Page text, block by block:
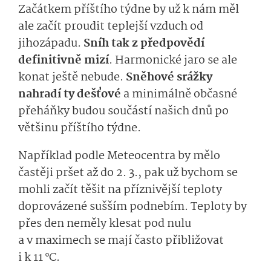
Začátkem příštího týdne by už k nám měl
ale začít proudit teplejší vzduch od
jihozápadu. Sníh tak z předpovědí
definitivně mizí. Harmonické jaro se ale
konat ještě nebude. Sněhové srážky
nahradí ty dešťové aminimálně občasné
přeháňky budou součástí našich dnů po
většinu příštího týdne.
Například podleMeteocentrabymě­lo
častěji pršet aždo 2. 3., pak už bychom se
mohli začít těšit na příznivější teploty
doprovázené sušším podnebím. Teploty by
přes den neměly klesat pod nulu
avmaximech se mají často přibližovat
i k 11°C.